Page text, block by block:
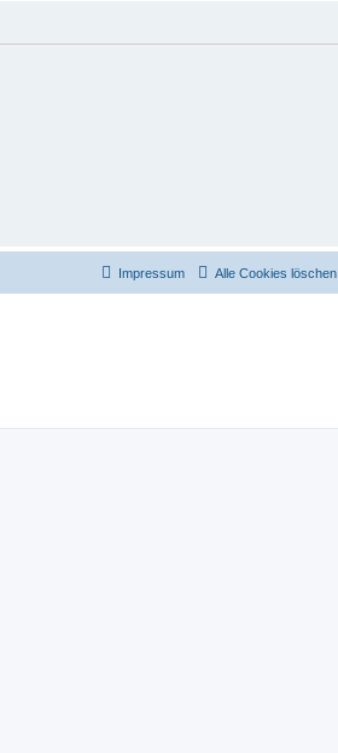
Alle Cookies löschen
Impressum